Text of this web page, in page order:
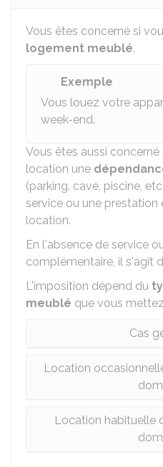
Vous êtes concerné si
logement meublé.
Exemple
Vous louez votre
week-end.
Vous êtes aussi
location une
(parking, cave, piscine,
service ou une
location.
En l'absence de service
complémentaire, il s'agit
L'imposition dépend du
meublé que vous
Cas
Location
Location habituelle